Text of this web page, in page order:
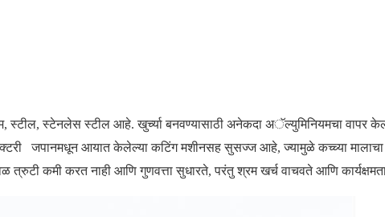
स्टील, स्टेनलेस स्टील आहे. खुर्च्या बनवण्यासाठी अनेकदा अॅल्युमिनियमचा वापर
जपानमधून आयात केलेल्या कटिंग मशीनसह सुसज्ज आहे, ज्यामुळे कच्च्या
कमी करत नाही आणि गुणवत्ता सुधारते, परंतु श्रम खर्च वाचवते आणि